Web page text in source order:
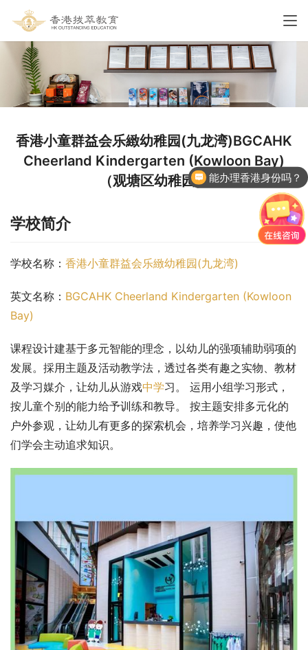
香港小童群益会乐緻幼稚园(九龙湾)BGCAHK
Cheerland Kindergarten (Kowloon Bay)
（观塘区幼稚园）
学校简介
学校名称： 香港小童群益会乐緻幼稚园(九龙湾)
英文名称： BGCAHK Cheerland Kindergarten (Kowloon
Bay)
课程设计建基于多元智能的理念，以幼儿的强项辅助弱项的
发展。採用主题及活动教学法，透过各类有趣之实物、教材
及学习媒介，让幼儿从游戏中学习。 运用小组学习形式，
按儿童个别的能力给予训练和教导。 按主题安排多元化的
户外参观，让幼儿有更多的探索机会，培养学习兴趣，使他
们学会主动追求知识。
能办理香港身份吗？
香港国际学校申请